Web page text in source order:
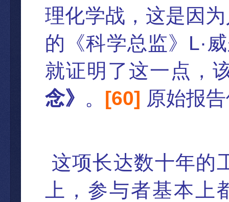
理化学战，这是因
的《科学总监》 L· 威
就证明了这一点，
念》 。 [60] 原始报
这项长达数十年的
上，参与者基本